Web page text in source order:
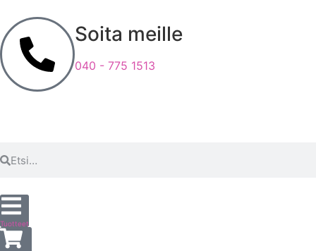
Soita meille
040 - 775 1513
Tuotteet